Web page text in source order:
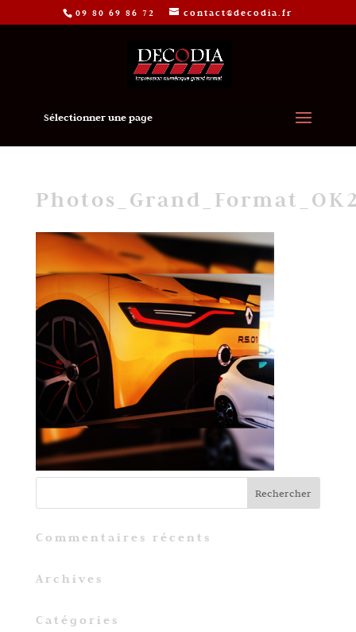
09 80 69 86 72 contact@decodia.fr
Sélectionner une page
Commentaires récents
Archives
Catégories